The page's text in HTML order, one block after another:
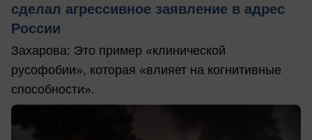
сделал агрессивное заявление в адрес
России
Захарова: Это пример «клинической
русофобии», которая «влияет на когнитивные
способности».